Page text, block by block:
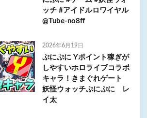
ッチ #アイドルロワイヤル
@Tube-no8ff
2026年6月19日
ぷにぷに Yポイント稼ぎが
しやすいホロライブコラボ
キャラ！きまぐれゲート
妖怪ウォッチぷにぷに レ
イ太